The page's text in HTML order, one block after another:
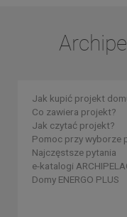
Jak kupić projekt
Co zawiera projekt?
Jak czytać projekt?
Pomoc przy wyborze
Najczęstsze pytania
e-katalogi
Domy ENERGO PLUS